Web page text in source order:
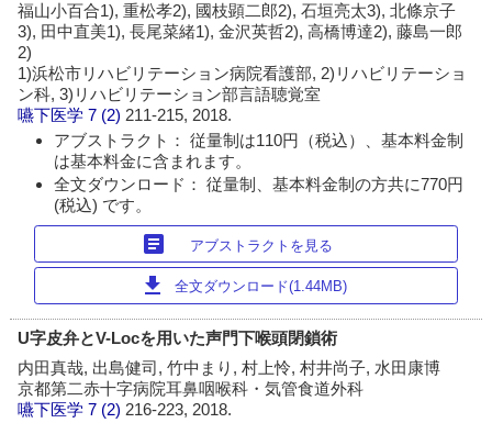
福山小百合1), 重松孝2), 國枝顕二郎2), 石垣亮太3), 北條京子
3), 田中直美1), 長尾菜緒1), 金沢英哲2), 高橋博達2), 藤島一郎
2)
1)浜松市リハビリテーション病院看護部, 2)リハビリテーショ
ン科, 3)リハビリテーション部言語聴覚室
嚥下医学 7 (2) 211-215, 2018.
アブストラクト： 従量制は110円（税込）、基本料金制
は基本料金に含まれます。
全文ダウンロード： 従量制、基本料金制の方共に770円
(税込) です。
article アブストラクトを見る
download 全文ダウンロード(1.44MB)
U字皮弁とV-Locを用いた声門下喉頭閉鎖術
内田真哉, 出島健司, 竹中まり, 村上怜, 村井尚子, 水田康博
京都第二赤十字病院耳鼻咽喉科・気管食道外科
嚥下医学 7 (2) 216-223, 2018.